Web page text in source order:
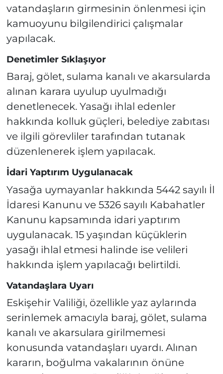
vatandaşların girmesinin önlenmesi için
kamuoyunu bilgilendirici çalışmalar
yapılacak.
Denetimler Sıklaşıyor
Baraj, gölet, sulama kanalı ve akarsularda
alınan karara uyulup uyulmadığı
denetlenecek. Yasağı ihlal edenler
hakkında kolluk güçleri, belediye zabıtası
ve ilgili görevliler tarafından tutanak
düzenlenerek işlem yapılacak.
İdari Yaptırım Uygulanacak
Yasağa uymayanlar hakkında 5442 sayılı İl
İdaresi Kanunu ve 5326 sayılı Kabahatler
Kanunu kapsamında idari yaptırım
uygulanacak. 15 yaşından küçüklerin
yasağı ihlal etmesi halinde ise velileri
hakkında işlem yapılacağı belirtildi.
Vatandaşlara Uyarı
Eskişehir Valiliği, özellikle yaz aylarında
serinlemek amacıyla baraj, gölet, sulama
kanalı ve akarsulara girilmemesi
konusunda vatandaşları uyardı. Alınan
kararın, boğulma vakalarının önüne